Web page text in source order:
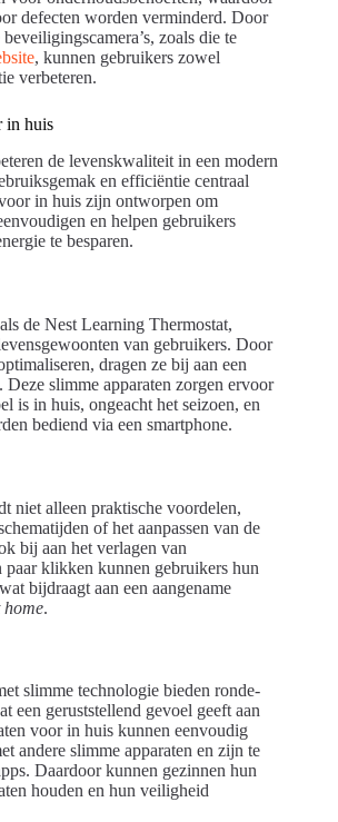
defecten worden verminderd. Door
zoals die te
, kunnen gebruikers zowel
verbeteren.
in huis
de levenskwaliteit in een modern
en efficiëntie centraal
in huis zijn ontworpen om
en helpen gebruikers
te besparen.
de Nest Learning Thermostat,
van gebruikers. Door
dragen ze bij aan een
Deze slimme apparaten zorgen ervoor
is in huis, ongeacht het seizoen, en
bediend via een smartphone.
niet alleen praktische voordelen,
of het aanpassen van de
bij aan het verlagen van
paar klikken kunnen gebruikers hun
bijdraagt aan een aangename
home.
slimme technologie bieden ronde-
een geruststellend gevoel geeft aan
voor in huis kunnen eenvoudig
andere slimme apparaten en zijn te
Daardoor kunnen gezinnen hun
houden en hun veiligheid